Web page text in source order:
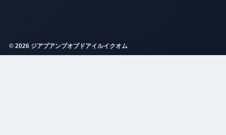
© 2026 ジアプアンプオプドアイルイクオム